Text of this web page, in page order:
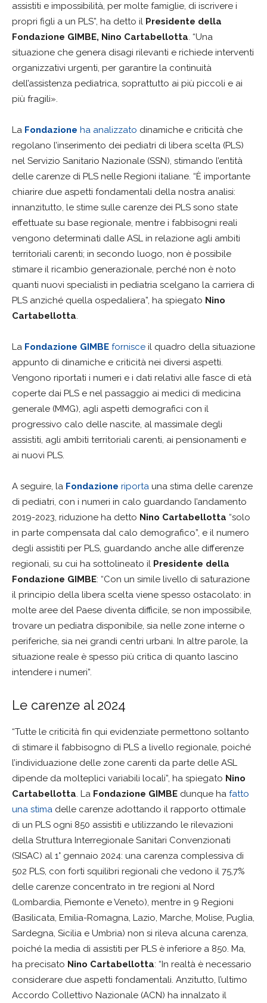
assistiti e impossibilità, per molte famiglie, di iscrivere i
propri figli a un PLS”, ha detto il Presidente della
Fondazione GIMBE, Nino Cartabellotta. “Una
situazione che genera disagi rilevanti e richiede interventi
organizzativi urgenti, per garantire la continuità
dell’assistenza pediatrica, soprattutto ai più piccoli e ai
più fragili».
La Fondazione ha analizzato dinamiche e criticità che
regolano l’inserimento dei pediatri di libera scelta (PLS)
nel Servizio Sanitario Nazionale (SSN), stimando l’entità
delle carenze di PLS nelle Regioni italiane. “È importante
chiarire due aspetti fondamentali della nostra analisi:
innanzitutto, le stime sulle carenze dei PLS sono state
effettuate su base regionale, mentre i fabbisogni reali
vengono determinati dalle ASL in relazione agli ambiti
territoriali carenti; in secondo luogo, non è possibile
stimare il ricambio generazionale, perché non è noto
quanti nuovi specialisti in pediatria scelgano la carriera di
PLS anziché quella ospedaliera”, ha spiegato Nino
Cartabellotta.
La Fondazione GIMBE fornisce il quadro della situazione
appunto di dinamiche e criticità nei diversi aspetti.
Vengono riportati i numeri e i dati relativi alle fasce di età
coperte dai PLS e nel passaggio ai medici di medicina
generale (MMG), agli aspetti demografici con il
progressivo calo delle nascite, al massimale degli
assistiti, agli ambiti territoriali carenti, ai pensionamenti e
ai nuovi PLS.
A seguire, la Fondazione riporta una stima delle carenze
di pediatri, con i numeri in calo guardando l’andamento
2019-2023, riduzione ha detto Nino Cartabellotta “solo
in parte compensata dal calo demografico”, e il numero
degli assistiti per PLS, guardando anche alle differenze
regionali, su cui ha sottolineato il Presidente della
Fondazione GIMBE: “Con un simile livello di saturazione
il principio della libera scelta viene spesso ostacolato: in
molte aree del Paese diventa difficile, se non impossibile,
trovare un pediatra disponibile, sia nelle zone interne o
periferiche, sia nei grandi centri urbani. In altre parole, la
situazione reale è spesso più critica di quanto lascino
intendere i numeri”.
Le carenze al 2024
“Tutte le criticità fin qui evidenziate permettono soltanto
di stimare il fabbisogno di PLS a livello regionale, poiché
l’individuazione delle zone carenti da parte delle ASL
dipende da molteplici variabili locali”, ha spiegato Nino
Cartabellotta. La Fondazione GIMBE dunque ha fatto
una stima delle carenze adottando il rapporto ottimale
di un PLS ogni 850 assistiti e utilizzando le rilevazioni
della Struttura Interregionale Sanitari Convenzionati
(SISAC) al 1° gennaio 2024: una carenza complessiva di
502 PLS, con forti squilibri regionali che vedono il 75,7%
delle carenze concentrato in tre regioni al Nord
(Lombardia, Piemonte e Veneto), mentre in 9 Regioni
(Basilicata, Emilia-Romagna, Lazio, Marche, Molise, Puglia,
Sardegna, Sicilia e Umbria) non si rileva alcuna carenza,
poiché la media di assistiti per PLS è inferiore a 850. Ma,
ha precisato Nino Cartabellotta: “In realtà è necessario
considerare due aspetti fondamentali. Anzitutto, l’ultimo
Accordo Collettivo Nazionale (ACN) ha innalzato il